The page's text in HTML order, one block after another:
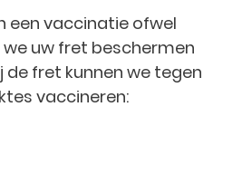
een vaccinatie ofwel
uw fret beschermen
de fret kunnen we tegen
vaccineren: